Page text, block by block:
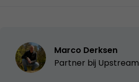
Marco Derksen
Partner bij Upstream